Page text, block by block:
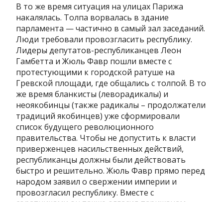
В то же время ситуация на улицах Парижа
накалялась. Толпа ворвалась в здание
парламента — частично в самый зал заседаний.
Люди требовали провозгласить республику.
Лидеры депутатов-республиканцев Леон
Гамбетта и Жюль Фавр пошли вместе с
протестующими к городской ратуше на
Гревской площади, где общались с толпой. В то
же время бланкисты (леворадикалы) и
неоякобинцы (также радикалы – продолжатели
традиций якобинцев) уже сформировали
список будущего революционного
правительства. Чтобы не допустить к власти
приверженцев насильственных действий,
республиканцы должны были действовать
быстро и решительно. Жюль Фавр прямо перед
народом заявил о свержении империи и
провозгласил республику. Вместе с